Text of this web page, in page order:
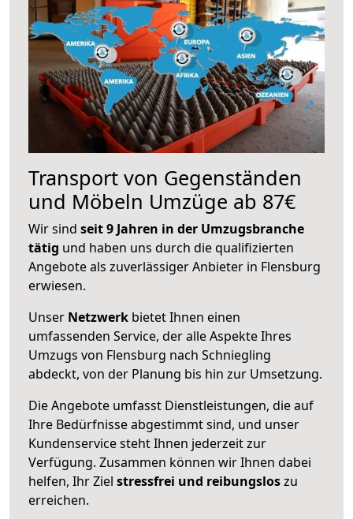
Transport von Gegenständen
und Möbeln Umzüge ab 87€
Wir sind seit 9 Jahren in der Umzugsbranche
tätig und haben uns durch die qualifizierten
Angebote als zuverlässiger Anbieter in Flensburg
erwiesen.
Unser Netzwerk bietet Ihnen einen
umfassenden Service, der alle Aspekte Ihres
Umzugs von Flensburg nach Schniegling
abdeckt, von der Planung bis hin zur Umsetzung.
Die Angebote umfasst Dienstleistungen, die auf
Ihre Bedürfnisse abgestimmt sind, und unser
Kundenservice steht Ihnen jederzeit zur
Verfügung. Zusammen können wir Ihnen dabei
helfen, Ihr Ziel stressfrei und reibungsloszu
erreichen.